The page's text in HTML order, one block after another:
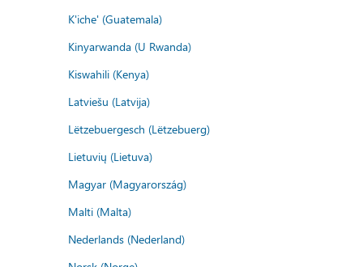
K'iche' (Guatemala)
Kinyarwanda (U Rwanda)
Kiswahili (Kenya)
Latviešu (Latvija)
Lëtzebuergesch (Lëtzebuerg)
Lietuvių (Lietuva)
Magyar (Magyarország)
Malti (Malta)
Nederlands (Nederland)